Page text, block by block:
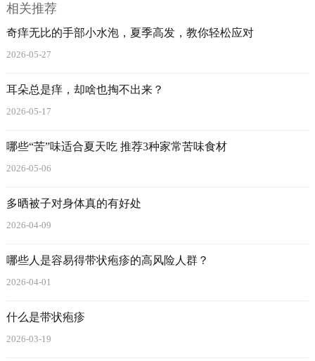
相关推荐
奇痒无比的手部小水泡，夏季高发，教你轻松应对
2026-05-27
耳朵总是痒，却啥也掏不出来？
2026-05-17
哪些“苦”味适合夏天吃 推荐3种家常苦味食材
2026-05-06
多晒被子对身体真的有好处
2026-04-09
哪些人是容易得带状疱疹的高风险人群？
2026-04-01
什么是带状疱疹
2026-03-19